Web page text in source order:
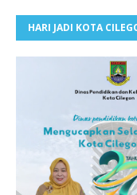
HARI JADI KOTA